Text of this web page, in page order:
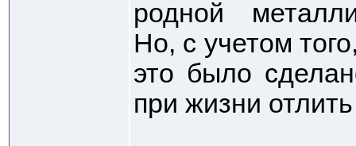
родной
Но, с учетом
это было
при жизни